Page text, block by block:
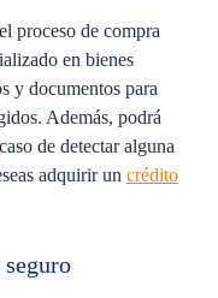
proceso de compra
en bienes
y documentos para
Además, podrá
de detectar alguna
adquirir un crédito